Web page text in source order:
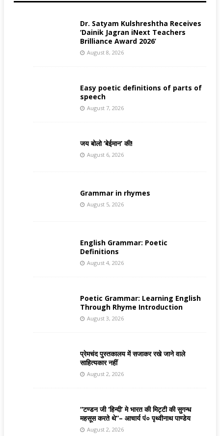
Dr. Satyam Kulshreshtha Receives
‘Dainik Jagran iNext Teachers
Brilliance Award 2026’
August 8, 2026
Easy poetic definitions of parts of
speech
August 7, 2026
जय बोलो ‘बेईमान’ की!
August 6, 2026
Grammar in rhymes
August 5, 2026
English Grammar: Poetic
Definitions
August 4, 2026
Poetic Grammar: Learning English
Through Rhyme Introduction
August 3, 2026
प्रेमचंद पुस्तकालय में सजाकर रखे जाने वाले
साहित्यकार नहीं
August 2, 2026
“टण्डन जी ‘हिन्दी’ मे भारत की मिट्टी की सुगन्ध
महसूस करते थे”– आचार्य पं० पृथ्वीनाथ पाण्डेय
August 2, 2026